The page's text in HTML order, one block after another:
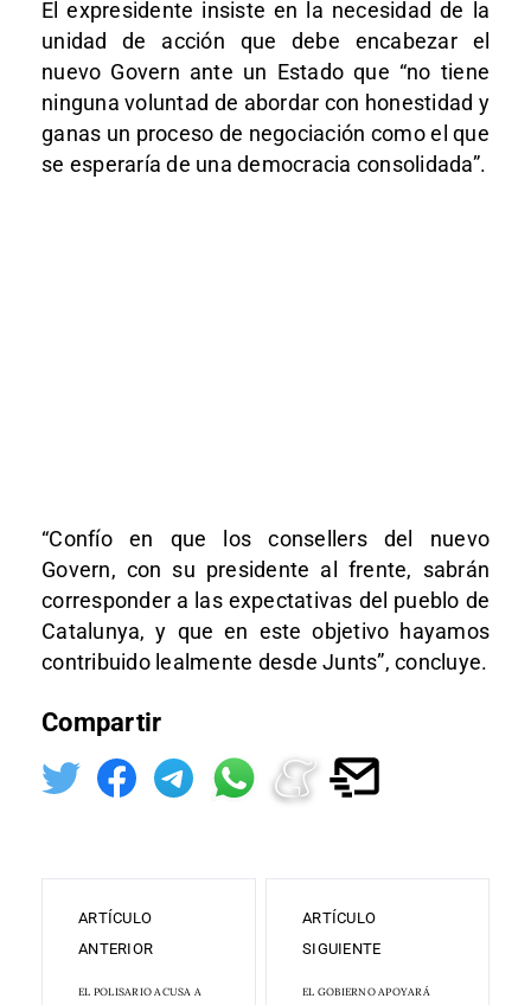
El expresidente insiste en la necesidad de la
unidad de acción que debe encabezar el
nuevo Govern ante un Estado que “no tiene
ninguna voluntad de abordar con honestidad y
ganas un proceso de negociación como el que
se esperaría de una democracia consolidada”.
“Confío en que los consellers del nuevo
Govern, con su presidente al frente, sabrán
corresponder a las expectativas del pueblo de
Catalunya, y que en este objetivo hayamos
contribuido lealmente desde Junts”, concluye.
Compartir
ARTÍCULO
ANTERIOR
EL POLISARIO ACUSA A
ARTÍCULO
SIGUIENTE
EL GOBIERNO APOYARÁ